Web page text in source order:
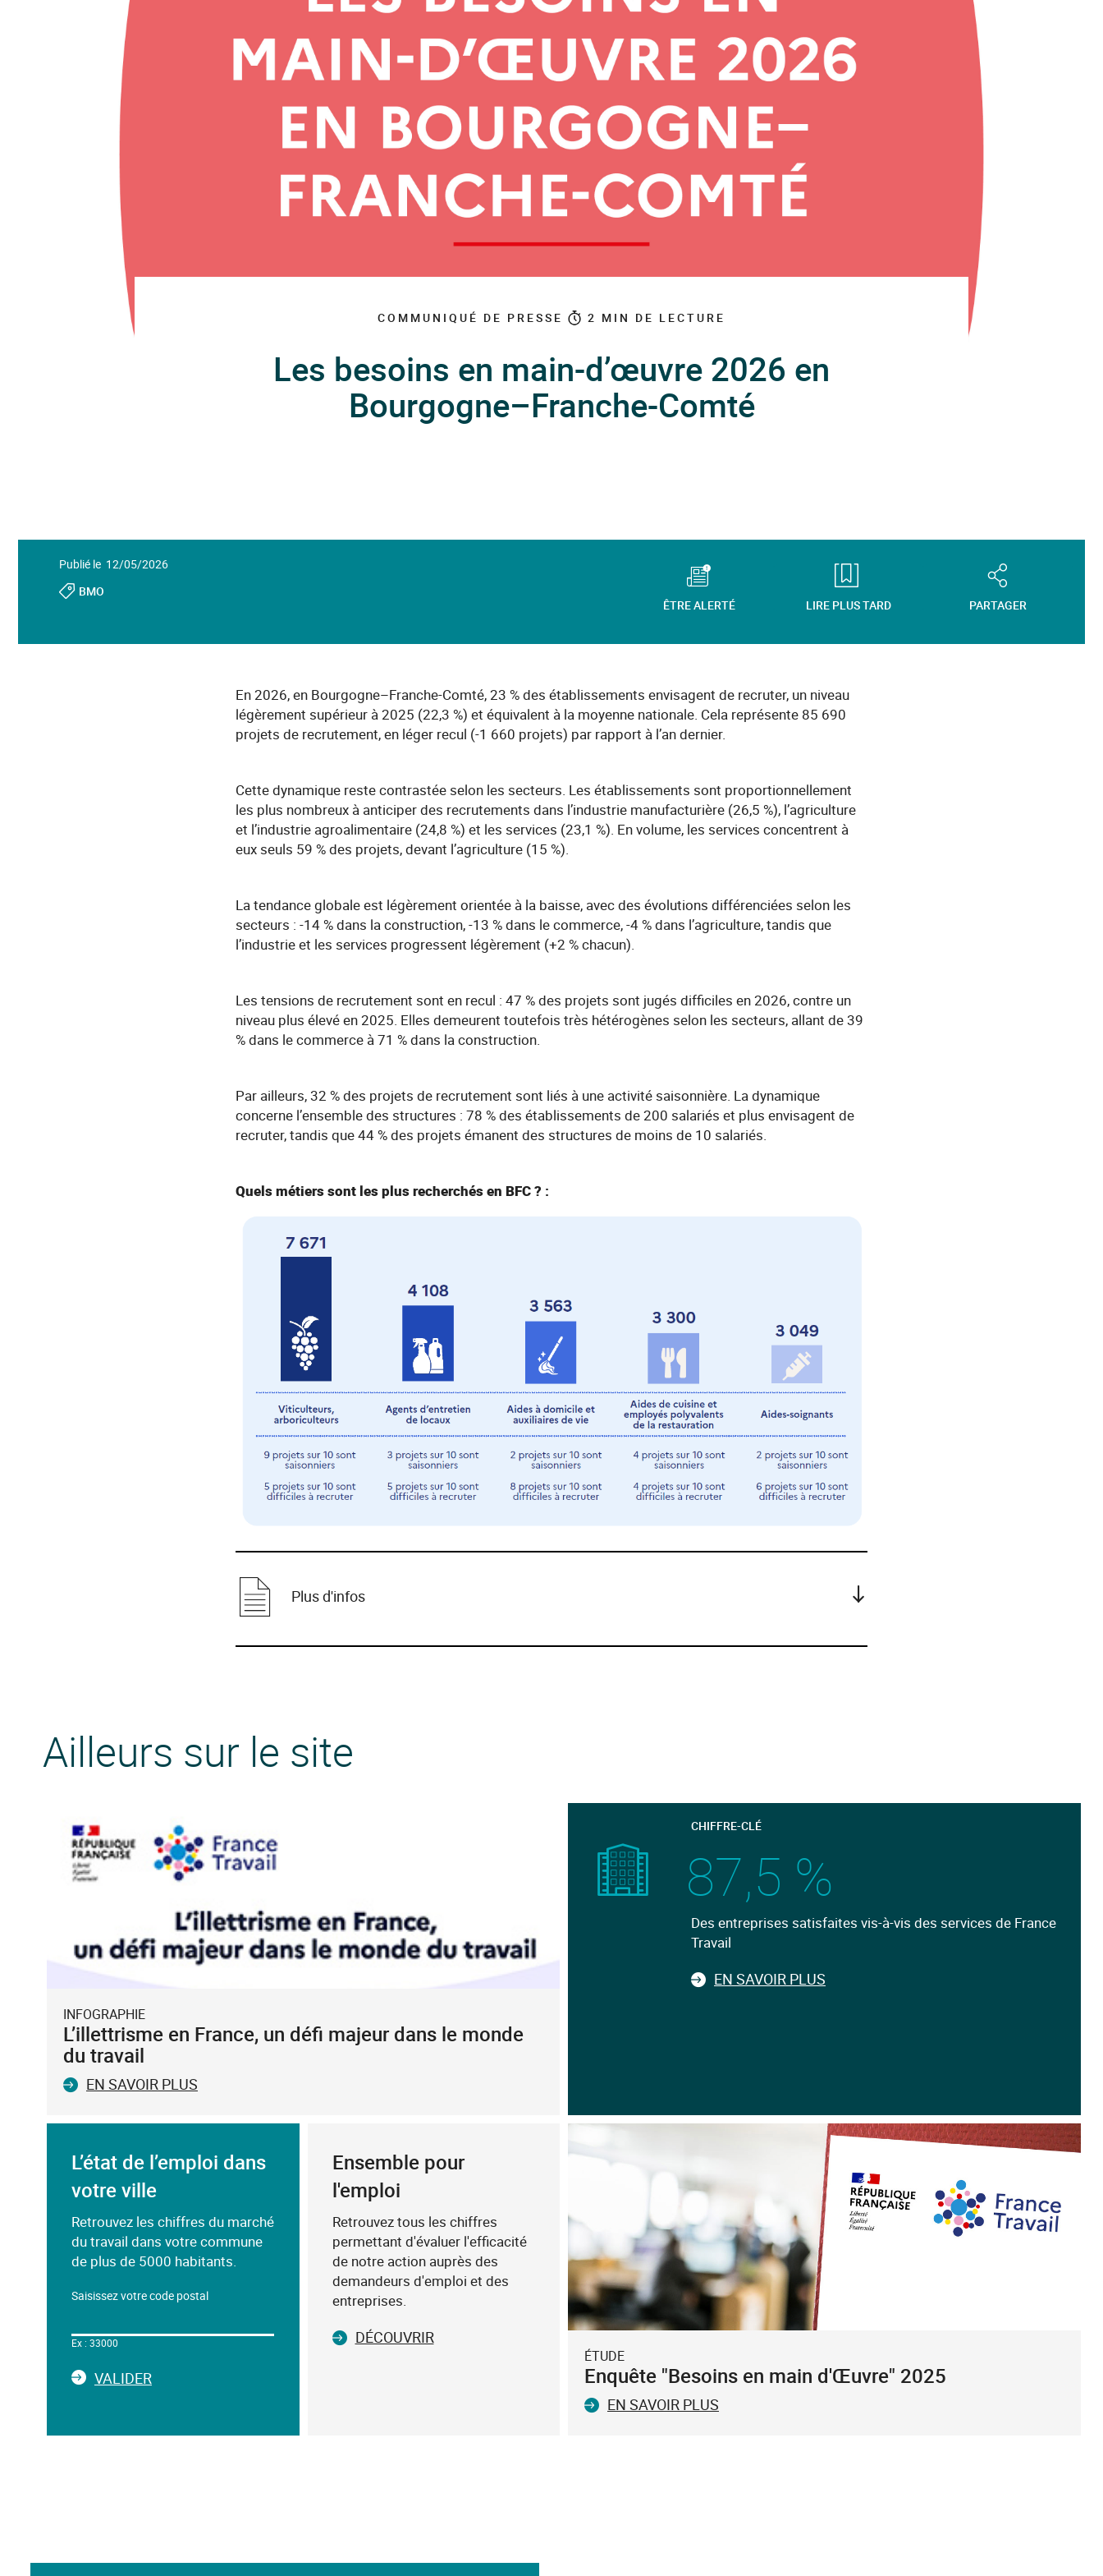
COMMUNIQUÉ DE PRESSE 2 MIN DE LECTURE
Les besoins en main-d’œuvre 2026 en
Bourgogne–Franche-Comté
Publié le 12/05/2026
BMO
ÊTRE ALERTÉ
LIRE PLUS TARD PARTAGER
En 2026, en Bourgogne–Franche-Comté, 23 % des établissements envisagent de recruter, un niveau
légèrement supérieur à 2025 (22,3 %) et équivalent à la moyenne nationale. Cela représente 85 690
projets de recrutement, en léger recul (-1 660 projets) par rapport à l’an dernier.
Cette dynamique reste contrastée selon les secteurs. Les établissements sont proportionnellement
les plus nombreux à anticiper des recrutements dans l’industrie manufacturière (26,5 %), l’agriculture
et l’industrie agroalimentaire (24,8 %) et les services (23,1 %). En volume, les services concentrent à
eux seuls 59 % des projets, devant l’agriculture (15 %).
La tendance globale est légèrement orientée à la baisse, avec des évolutions différenciées selon les
secteurs : -14 % dans la construction, -13 % dans le commerce, -4 % dans l’agriculture, tandis que
l’industrie et les services progressent légèrement (+2 % chacun).
Les tensions de recrutement sont en recul : 47 % des projets sont jugés difficiles en 2026, contre un
niveau plus élevé en 2025. Elles demeurent toutefois très hétérogènes selon les secteurs, allant de 39
% dans le commerce à 71 % dans la construction.
Par ailleurs, 32 % des projets de recrutement sont liés à une activité saisonnière. La dynamique
concerne l’ensemble des structures : 78 % des établissements de 200 salariés et plus envisagent de
recruter, tandis que 44 % des projets émanent des structures de moins de 10 salariés.
Quels métiers sont les plus recherchés en BFC ? :
Plus d'infos
Ailleurs sur le site
INFOGRAPHIE
L’illettrisme en France, un défi majeur dans le monde
du travail
EN SAVOIR PLUS
CHIFFRE-CLÉ
87,5 %
Des entreprises satisfaites vis-à-vis des services de France
Travail
EN SAVOIR PLUS
L’état de l’emploi dans
votre ville
Retrouvez les chiffres du marché
du travail dans votre commune
de plus de 5000 habitants.
Saisissez votre code postal
le
ci-
un
Ex : 33000
VALIDERLA
CODE
Ensemble pour
l'emploi
Retrouvez tous les chiffres
permettant d'évaluer l'efficacité
de notre action auprès des
demandeurs d'emploi et des
entreprises.
DÉCOUVRIR
ÉTUDE
Enquête "Besoins en main d'Œuvre" 2025
EN SAVOIR PLUS